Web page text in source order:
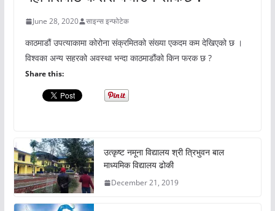
June 28, 2020 साइन्स इन्फोटेक
काठमाडौं उपत्याकामा कोरोना संक्रमितको संख्या एकदम कम देखिएको छ ।
विश्वका अन्य सहरको अवस्था भन्दा काठमाडौंको किन फरक छ ?
Share this:
उत्कृष्ट नमूना विद्यालय श्री त्रिभुवन बाल
माध्यमिक विद्यालय ढोकी
December 21, 2019